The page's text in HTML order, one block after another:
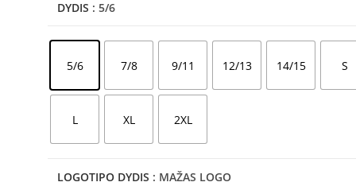
DYDIS : 5/6
5/6 7/8 9/11 12/13 14/15 S
L XL 2XL
LOGOTIPO DYDIS : MAŽAS LOGO